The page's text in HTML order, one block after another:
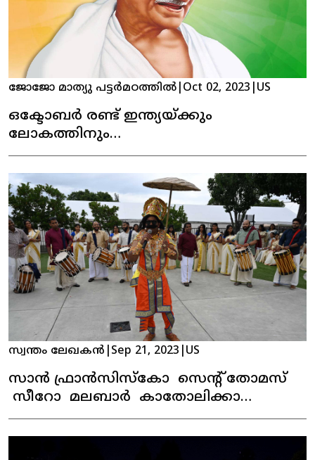
ജോജോ മാത്യു പട്ടർമഠത്തിൽ Oct 02, 2023 US
ഒക്ടോബർ രണ്ട് ഇന്ത്യയ്ക്കും
ലോകത്തിനും
വിലമതിക്കാനാവാത്ത ദിവസം
സ്വന്തം ലേഖകൻ Sep 21, 2023 US
സാൻ ഫ്രാൻസിസ്കോ സെന്റ് തോമസ്
സീറോ മലബാർ കാതോലിക്കാ
ഇടവകയുടെ ഓണാഘോഷം
കെങ്കേമമായി ആഘോഷിച്ചു.